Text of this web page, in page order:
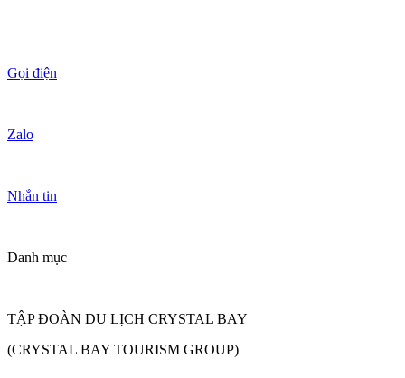
Gọi điện
Zalo
Nhắn tin
Danh mục
TẬP ĐOÀN DU LỊCH CRYSTAL BAY
(CRYSTAL BAY TOURISM GROUP)